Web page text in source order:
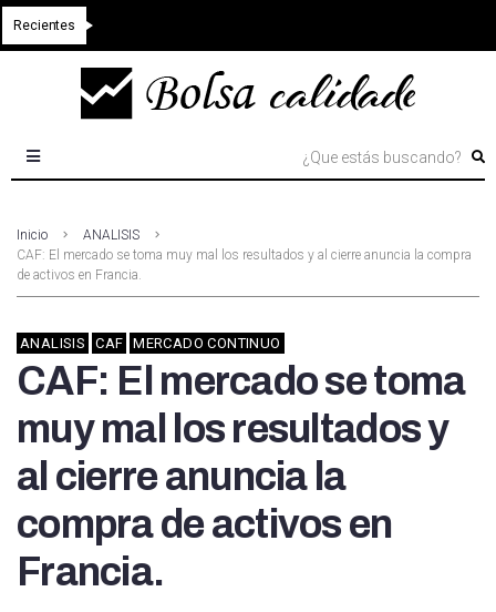
Recientes
Inicio
ANALISIS
CAF: El mercado se toma muy mal los resultados y al cierre anuncia la compra
de activos en Francia.
ANALISIS CAF MERCADO CONTINUO
CAF: El mercado se toma
muy mal los resultados y
al cierre anuncia la
compra de activos en
Francia.